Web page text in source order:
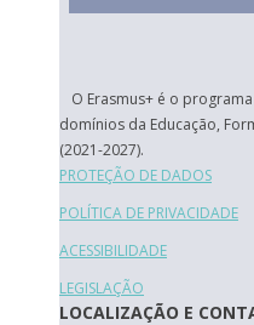
O Erasmus+ é o
domínios da Educação,
(2021-2027).
PROTEÇÃO DE DADOS
POLÍTICA DE PRIVACIDADE
ACESSIBILIDADE
LEGISLAÇÃO
LOCALIZAÇÃO E